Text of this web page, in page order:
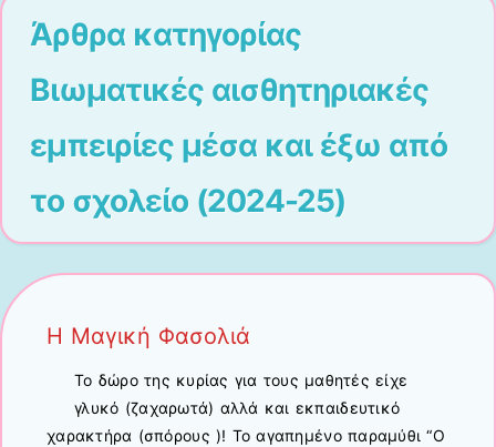
Άρθρα κατηγορίας
Βιωματικές αισθητηριακές
εμπειρίες μέσα και έξω από
το σχολείο (2024-25)
Η Μαγική Φασολιά
Το δώρο της κυρίας για τους μαθητές είχε
γλυκό (ζαχαρωτά) αλλά και εκπαιδευτικό
χαρακτήρα (σπόρους )! Το αγαπημένο παραμύθι “Ο